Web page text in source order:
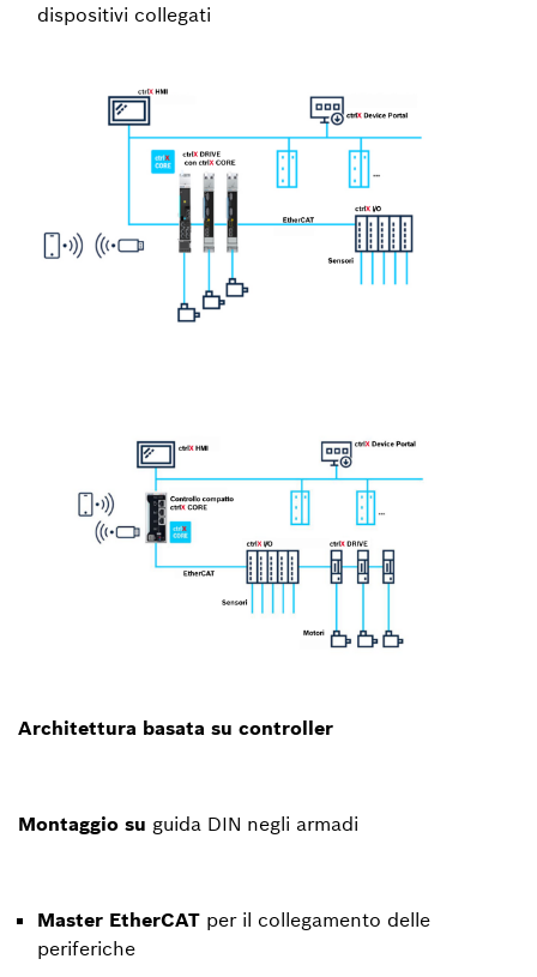
dispositivi collegati
Architettura basata su controller
Montaggio su guida DIN negli armadi
Master EtherCAT per il collegamento delle
periferiche